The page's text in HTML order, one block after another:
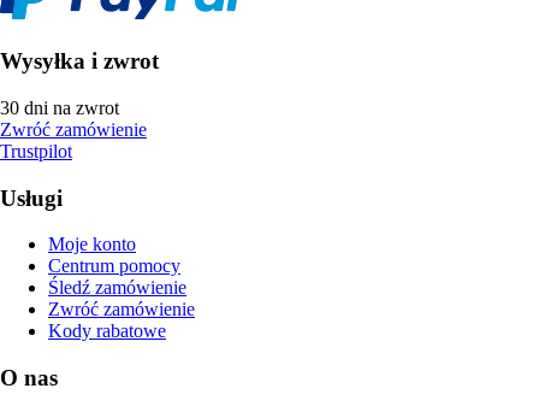
Wysyłka i zwrot
30 dni na zwrot
Zwróć zamówienie
Trustpilot
Usługi
Moje konto
Centrum pomocy
Śledź zamówienie
Zwróć zamówienie
Kody rabatowe
O nas